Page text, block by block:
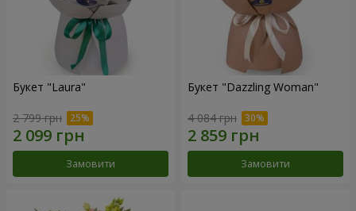
Букет "Laura"
2 799 грн
Замовити
Букет "Dazzling Woman"
4 084 грн
Замовити